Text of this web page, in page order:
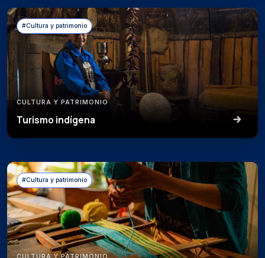
#Cultura y patrimonio
CULTURA Y PATRIMONIO
Turismo indígena
#Cultura y patrimonio